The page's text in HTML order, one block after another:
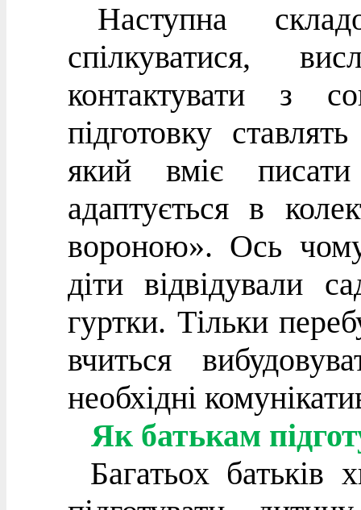
Наступна
спілкуватися,
контактувати з
підготовку
який вміє
адаптується в
вороною». Ось
діти відвідували
гуртки. Тільки
вчиться
необхідні
Як батькам
Багатьох